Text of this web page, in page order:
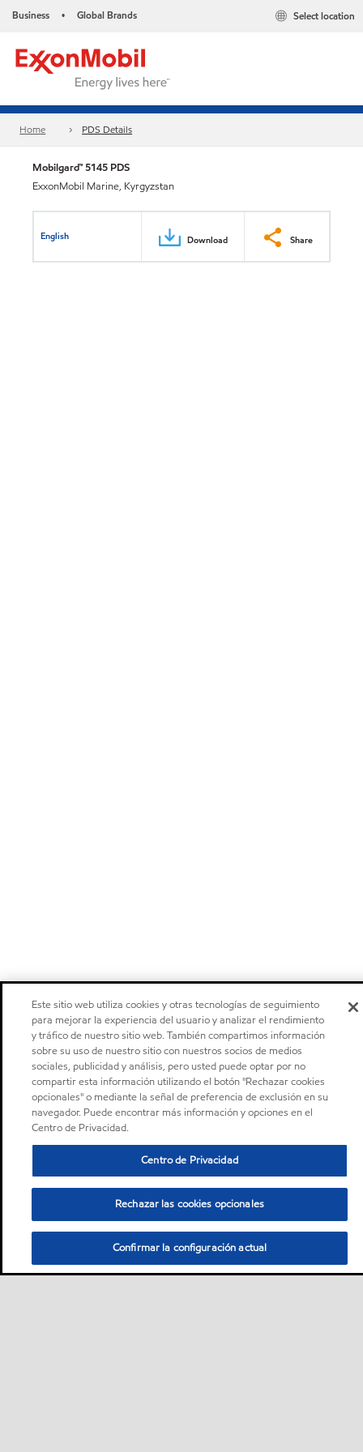
Business • Global Brands Select location
Home PDS Details
Mobilgard™ 5145 PDS
ExxonMobil Marine, Kyrgyzstan
English Download Share
Este sitio web utiliza cookies y otras tecnologías de seguimiento
para mejorar la experiencia del usuario y analizar el rendimiento
y tráfico de nuestro sitio web. También compartimos información
sobre su uso de nuestro sitio con nuestros socios de medios
sociales, publicidad y análisis, pero usted puede optar por no
compartir esta información utilizando el botón "Rechazar cookies
opcionales" o mediante la señal de preferencia de exclusión en su
navegador. Puede encontrar más información y opciones en el
Centro de Privacidad.
Centro de Privacidad
Rechazar las cookies opcionales
Confirmar la configuración actual